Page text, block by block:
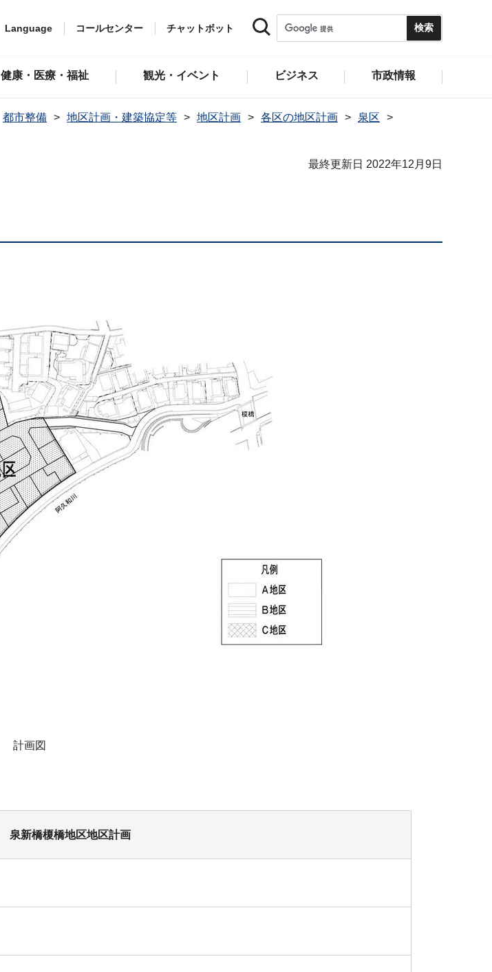
Language コールセンター チャットボット
健康・医療・福祉 観光・イベント ビジネス 市政情報
都市整備 地区計画・建築協定等 地区計画 各区の地区計画
泉区
最終更新日 2022年12月9日
計画図
泉新橋榎橋地区地区計画